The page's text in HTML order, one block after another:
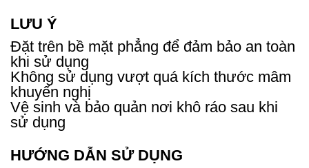
LƯU Ý
Đặt trên bề mặt phẳng để đảm bảo an toàn
khi sử dụng
Không sử dụng vượt quá kích thước mâm
khuyến nghị
Vệ sinh và bảo quản nơi khô ráo sau khi
sử dụng
HƯỚNG DẪN SỬ DỤNG